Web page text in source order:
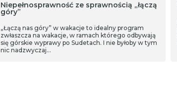
Niepełnosprawność ze sprawnością „łączą
góry”
„Łączą nas góry” w wakacje to idealny program
zwłaszcza na wakacje, w ramach którego odbywają
się górskie wyprawy po Sudetach. I nie byłoby w tym
nic nadzwyczaj…